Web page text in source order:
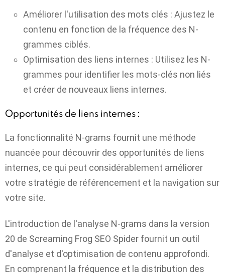
Améliorer l'utilisation des mots clés : Ajustez le
contenu en fonction de la fréquence des N-
grammes ciblés.
Optimisation des liens internes : Utilisez les N-
grammes pour identifier les mots-clés non liés
et créer de nouveaux liens internes.
Opportunités de liens internes :
La fonctionnalité N-grams fournit une méthode
nuancée pour découvrir des opportunités de liens
internes, ce qui peut considérablement améliorer
votre stratégie de référencement et la navigation sur
votre site.
L'introduction de l'analyse N-grams dans la version
20 de Screaming Frog SEO Spider fournit un outil
d'analyse et d'optimisation de contenu approfondi.
En comprenant la fréquence et la distribution des